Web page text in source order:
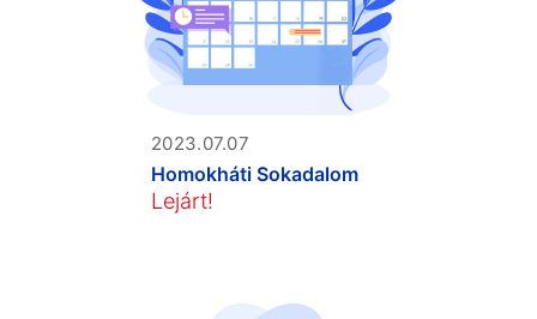
2023.07.07
Homokháti Sokadalom
Lejárt!